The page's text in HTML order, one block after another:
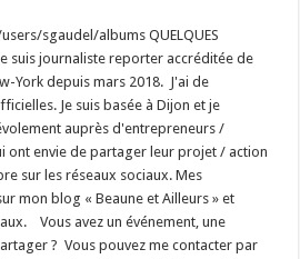
sgaudel/albums QUELQUES
suis journaliste reporter accréditée de
York depuis mars 2018. J'ai de
Je suis basée à Dijon et je
auprès d'entrepreneurs /
ont envie de partager leur projet / action
sur les réseaux sociaux. Mes
mon blog « Beaune et Ailleurs » et
Vous avez un événement, une
? Vous pouvez me contacter par